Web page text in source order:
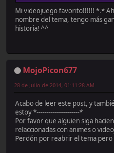
Mi videojuego favorito!!!!!! *.*
nombre del tema, tengo más
historia! ^^
MojoPicon677
28 de Julio de 2014, 01:11:28 AM
Acabo de leer este post, y
estoy *----------------------*
Por favor que alguien siga
relaccionadas con animes o
Perdón por reabrir el tema pero